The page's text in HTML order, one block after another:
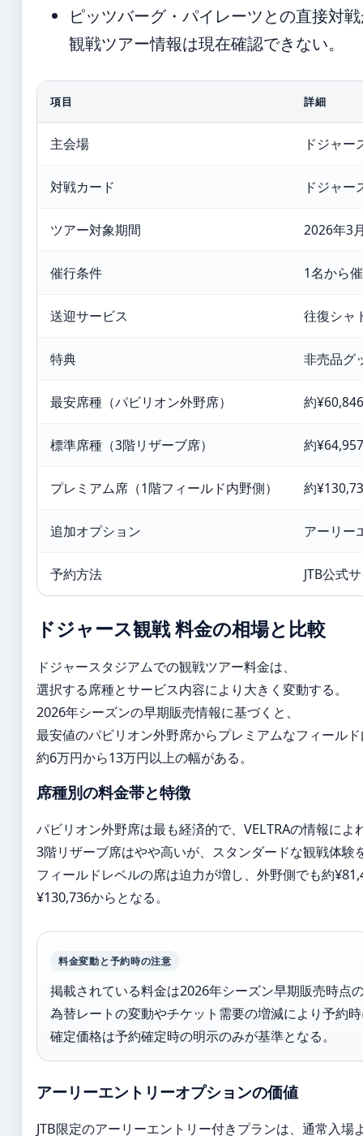
ピッツバーグ・パイレーツとの直接対
観戦ツアー情報は現在確認できない。
項目 詳細
主会場 ドジャー
対戦カード ドジャー
ツアー対象期間 2026年3
催行条件 1名から
送迎サービス 往復シャ
特典 非売品グ
最安席種（パビリオン外野席） 約
標準席種（3階リザーブ席） 約
プレミアム席（1階フィールド内野側） 約
追加オプション アーリー
予約方法 JTB公式
ドジャース観戦 料金の相場と比較
ドジャースタジアムでの観戦ツアー料金は、
選択する席種とサービス内容により大きく変動する。
2026年シーズンの早期販売情報に基づくと、
最安値のパビリオン外野席からプレミアムなフィール
約6万円から13万円以上の幅がある。
席種別の料金帯と特徴
パビリオン外野席は最も経済的で、VELTRAの情報に
3階リザーブ席はやや高いが、スタンダードな観戦体験
フィールドレベルの席は迫力が増し、外野側でも約
¥130,736からとなる。
料金変動と予約時の注意
掲載されている料金は2026年シーズン早期販売時点
為替レートの変動やチケット需要の増減により予約
確定価格は予約確定時の明示のみが基準となる。
アーリーエントリーオプションの価値
JTB限定のアーリーエントリー付きプランは、通常入場